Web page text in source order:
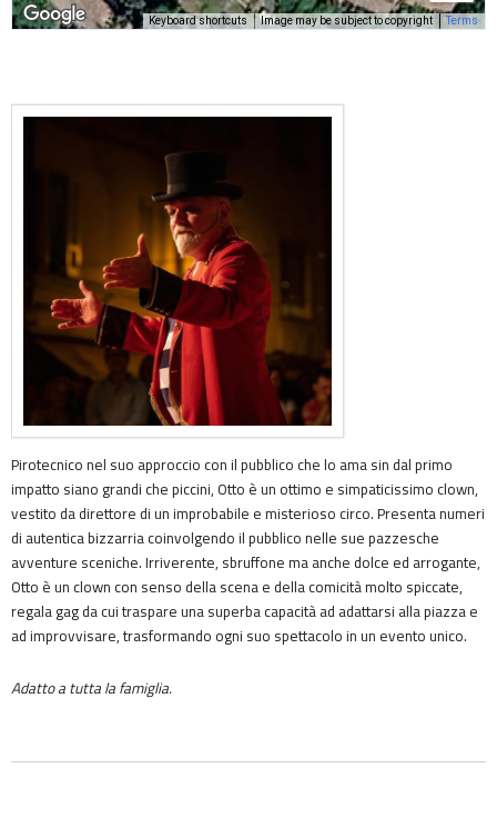
Keyboard shortcuts Image may be subject to copyright Terms
Pirotecnico nel suo approccio con il pubblico che lo ama sin dal primo
impatto siano grandi che piccini, Otto è un ottimo e simpaticissimo clown,
vestito da direttore di un improbabile e misterioso circo. Presenta numeri
di autentica bizzarria coinvolgendo il pubblico nelle sue pazzesche
avventure sceniche. Irriverente, sbruffone ma anche dolce ed arrogante,
Otto è un clown con senso della scena e della comicità molto spiccate,
regala gag da cui traspare una superba capacità ad adattarsi alla piazza e
ad improvvisare, trasformando ogni suo spettacolo in un evento unico.
Adatto a tutta la famiglia.